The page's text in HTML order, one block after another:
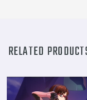
RELATED